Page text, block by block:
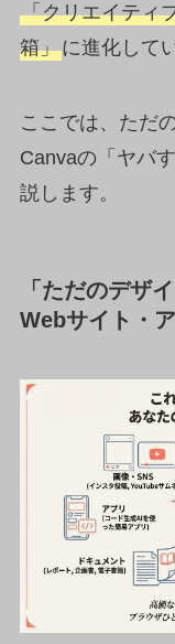
「クリエイティ
箱」に進化して
ここでは、ただ
Canvaの「ヤバ
説します。
「ただのデザ
Webサイト・